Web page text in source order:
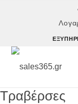
Τραβέρσες